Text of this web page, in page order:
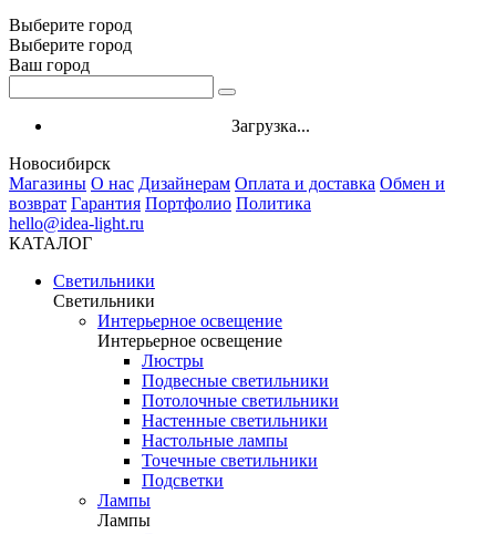
Выберите город
Выберите город
Ваш город
Загрузка...
Новосибирск
Магазины О нас Дизайнерам Оплата и доставка Обмен и
возврат Гарантия Портфолио Политика
hello@idea-light.ru
КАТАЛОГ
Светильники
Светильники
Интерьерное освещение
Интерьерное освещение
Люстры
Подвесные светильники
Потолочные светильники
Настенные светильники
Настольные лампы
Точечные светильники
Подсветки
Лампы
Лампы